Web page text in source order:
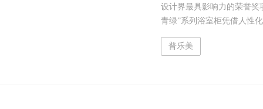
设计界最具影响力的荣誉
青绿”系列浴室柜凭借人性
普乐美